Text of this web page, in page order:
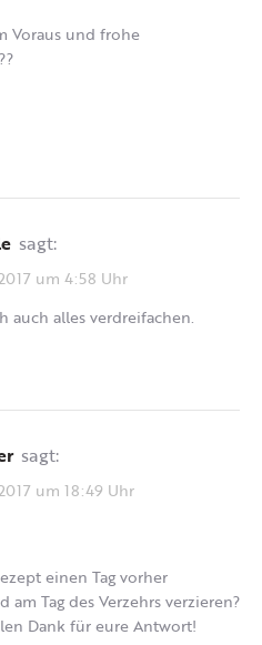
Voraus und frohe
sagt:
um 4:58 Uhr
auch alles verdreifachen.
sagt:
um 18:49 Uhr
einen Tag vorher
am Tag des Verzehrs verzieren?
Dank für eure Antwort!